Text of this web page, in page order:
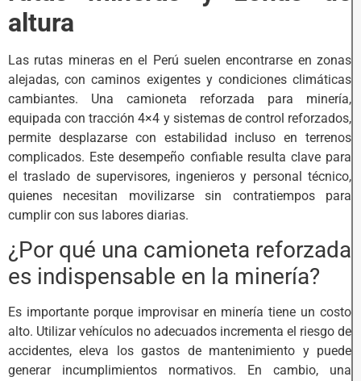
altura
Las rutas mineras en el Perú suelen encontrarse en zonas
alejadas, con caminos exigentes y condiciones climáticas
cambiantes. Una camioneta reforzada para minería,
equipada con tracción 4×4 y sistemas de control reforzados,
permite desplazarse con estabilidad incluso en terrenos
complicados. Este desempeño confiable resulta clave para
el traslado de supervisores, ingenieros y personal técnico,
quienes necesitan movilizarse sin contratiempos para
cumplir con sus labores diarias.
¿Por qué una camioneta reforzada
es indispensable en la minería?
Es importante porque improvisar en minería tiene un costo
alto. Utilizar vehículos no adecuados incrementa el riesgo de
accidentes, eleva los gastos de mantenimiento y puede
generar incumplimientos normativos. En cambio, una